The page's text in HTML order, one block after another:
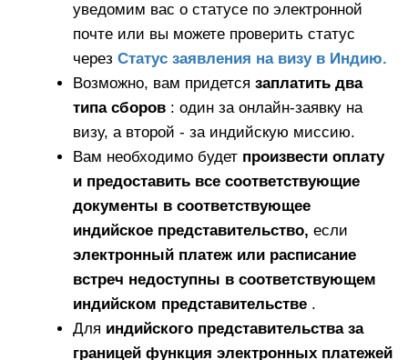
уведомим вас о статусе по электронной
почте или вы можете проверить статус
через Статус заявления на визу в Индию.
Возможно, вам придется заплатить два
типа сборов : один за онлайн-заявку на
визу, а второй - за индийскую миссию.
Вам необходимо будет произвести оплату
и предоставить все соответствующие
документы в соответствующее
индийское представительство, если
электронный платеж или расписание
встреч недоступны в соответствующем
индийском представительстве .
Для индийского представительства за
границей функция электронных платежей